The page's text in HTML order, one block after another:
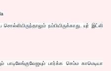
நம்பியிருக்காது. யுர் இட்லி
பார்க்க செம்ம காமெடியா